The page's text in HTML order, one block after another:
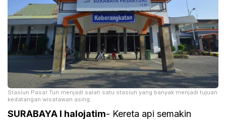
Stasiun Pasar Turi menjadi salah satu stasiun yang banyak menjadi tujuan
kedatangan wisatawan asing.
SURABAYA I halojatim- Kereta api semakin